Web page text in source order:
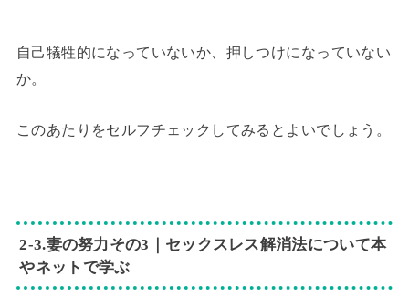
自己犠牲的になっていないか、押しつけになっていない
か。
このあたりをセルフチェックしてみるとよいでしょう。
2-3.妻の努力その3｜セックスレス解消法について本
やネットで学ぶ